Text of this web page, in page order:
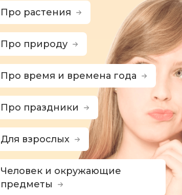
Про растения
Про природу
Про время и времена года
Про праздники
Для взрослых
Человек и окружающие
предметы